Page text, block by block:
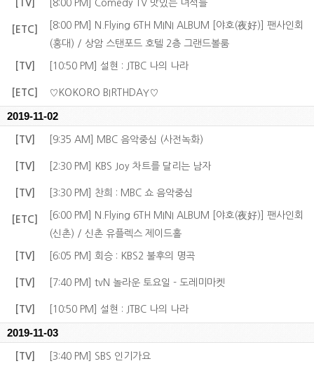
[TV] [8:00 PM] Comedy TV 맛있는 녀석들
[ETC]
[8:00 PM] N.Flying 6TH MINI ALBUM [야호(夜好)] 팬사인회
(홍대) / 상암 스탠포드 호텔 2층 그랜드볼룸
[TV] [10:50 PM] 설현 : JTBC 나의 나라
[ETC] ♡KOKORO BIRTHDAY♡
2019-11-02
[TV] [9:35 AM] MBC 음악중심 (사전녹화)
[TV] [2:30 PM] KBS Joy 차트를 달리는 남자
[TV] [3:30 PM] 찬희 : MBC 쇼 음악중심
[ETC]
[6:00 PM] N.Flying 6TH MINI ALBUM [야호(夜好)] 팬사인회
(신촌) / 신촌 유플렉스 제이드홀
[TV] [6:05 PM] 회승 : KBS2 불후의 명곡
[TV] [7:40 PM] tvN 놀라운 토요일 - 도레미마켓
[TV] [10:50 PM] 설현 : JTBC 나의 나라
2019-11-03
[TV] [3:40 PM] SBS 인기가요